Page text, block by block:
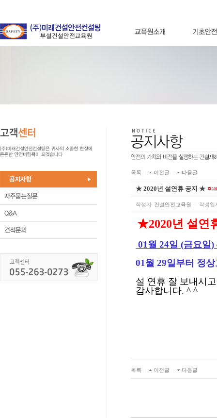
목록 이전글 다음글
★ 2020년 설연휴 공지 ★
작성자 건설안전교육원 작성일
★2020년 설연
01월 24일 (금요
01월 29일부터 정
설 연휴 잘 보내시
감사합니다. ^ ^
목록 이전글 다음글